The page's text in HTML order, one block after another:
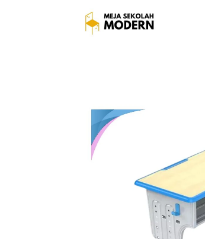
Meja Siswa Sd